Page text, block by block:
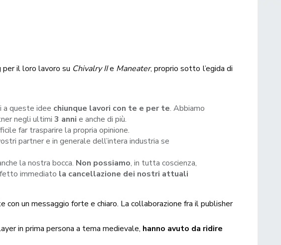
il loro lavoro su Chivalry IIe Maneater, proprio sotto l’egida di
a queste idee chiunque lavori con te e per te. Abbiamo
negli ultimi3 anni e anche di più.
far trasparire la propria opinione.
partner e in generale dell’intera industria se
la nostra bocca. Non possiamo, in tutta coscienza,
immediato la cancellazione dei nostri attuali
un messaggio forte e chiaro. La collaborazione fra il publisher
in prima persona a tema medievale, hanno avuto da ridire